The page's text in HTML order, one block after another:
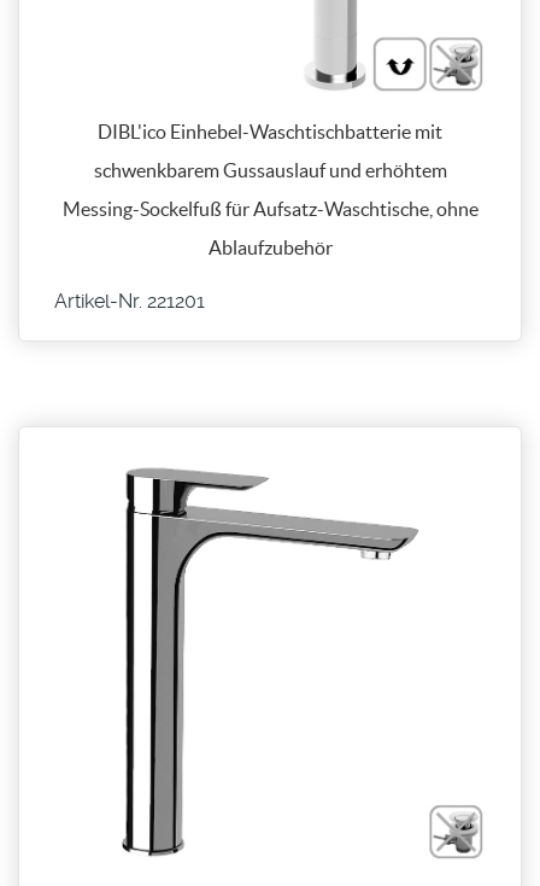
DIBL'ico Einhebel-Waschtischbatterie mit
schwenkbarem Gussauslauf und erhöhtem
Messing-Sockelfuß für Aufsatz-Waschtische, ohne
Ablaufzubehör
Artikel-Nr. 221201